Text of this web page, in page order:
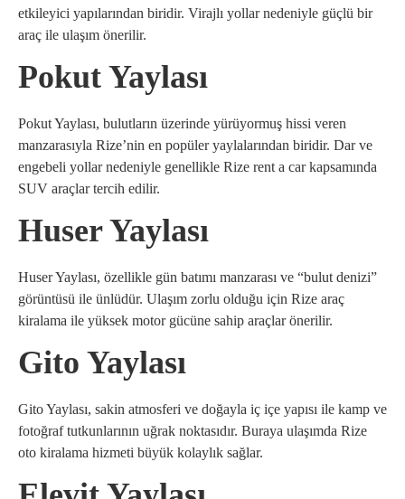
etkileyici yapılarından biridir. Virajlı yollar nedeniyle güçlü bir
araç ile ulaşım önerilir.
Pokut Yaylası
Pokut Yaylası, bulutların üzerinde yürüyormuş hissi veren
manzarasıyla Rize’nin en popüler yaylalarından biridir. Dar ve
engebeli yollar nedeniyle genellikle Rize rent a car kapsamında
SUV araçlar tercih edilir.
Huser Yaylası
Huser Yaylası, özellikle gün batımı manzarası ve “bulut denizi”
görüntüsü ile ünlüdür. Ulaşım zorlu olduğu için Rize araç
kiralama ile yüksek motor gücüne sahip araçlar önerilir.
Gito Yaylası
Gito Yaylası, sakin atmosferi ve doğayla iç içe yapısı ile kamp ve
fotoğraf tutkunlarının uğrak noktasıdır. Buraya ulaşımda Rize
oto kiralama hizmeti büyük kolaylık sağlar.